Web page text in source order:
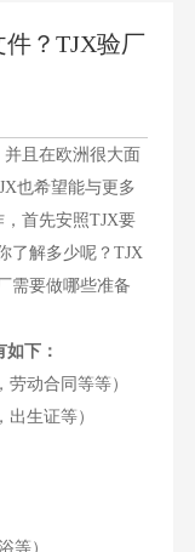
？TJX验厂
且在欧洲很大面
也希望能与更多
首先安照TJX要
了解多少呢？TJX
需要做哪些准备
下：
动合同等等）
生证等）
等）